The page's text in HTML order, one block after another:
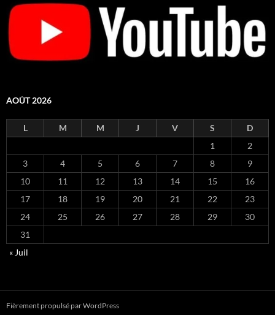
AOÛT 2026
L M M J V S
D
1
2
3
4 5 6 7 8
9
10
11 12 13 14 15
16
17
18 19 20 21 22
23
24
25 26 27 28 29
30
31
« Juil
Fièrement propulsé par WordPress